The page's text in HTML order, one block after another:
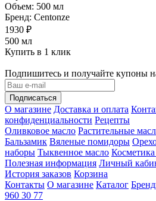
Объем: 500 мл
Бренд: Centonze
1930 ₽
500 мл
Купить в 1 клик
Подпишитесь и получайте купоны
О магазине Доставка и оплата
конфиденциальности Рецепты
Оливковое масло Растительные
Бальзамик Вяленые помидоры
наборы Тыквенное масло
Полезная информация Личный
История заказов Корзина
Контакты О магазине Каталог
960 30 77